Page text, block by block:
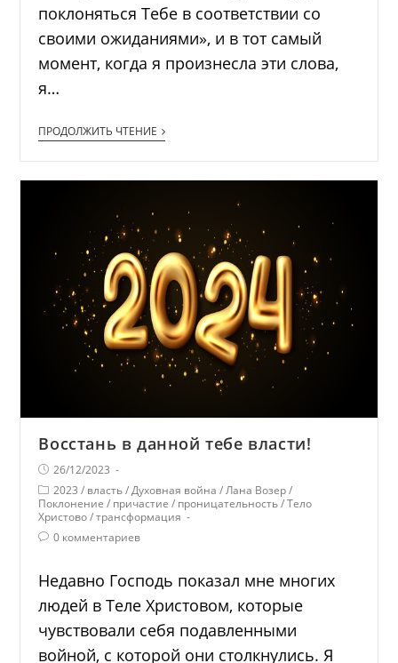
поклоняться Тебе в соответствии со
своими ожиданиями», и в тот самый
момент, когда я произнесла эти слова,
я…
ПРОДОЛЖИТЬ ЧТЕНИЕ
Восстань в данной тебе власти!
26/12/2023
2023 / власть / Духовная война / Лана Возер /
Поклонение / причастие / проницательность / Тело
Христово / трансформация
0 комментариев
Недавно Господь показал мне многих
людей в Теле Христовом, которые
чувствовали себя подавленными
войной, с которой они столкнулись. Я